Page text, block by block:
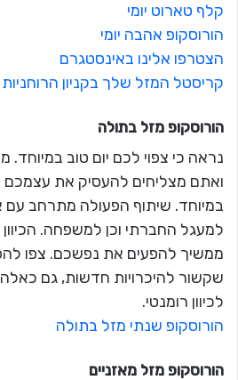
קלף טארוט יומי
הורוסקופ אהבה יומי
הצטרפו אלינו באינסטגרם
קריסטל המזל שלך בקניון
הורוסקופ מזל בתולה
נראה כי צפוי לכם יום טוב במיוחד.
ואתם מצליחים להעסיק את עצמכם
במיוחד. שיתוף הפעולה מתרחב עם
למעגל החברתי וכן למשפחה.
ממשיך להפעים את נפשכם. צפו
שקשור להיכרויות חדשות, גם
לכיוון רומנטי.
הורוסקופ שנתי מזל בתולה
הורוסקופ מזל מאזניים